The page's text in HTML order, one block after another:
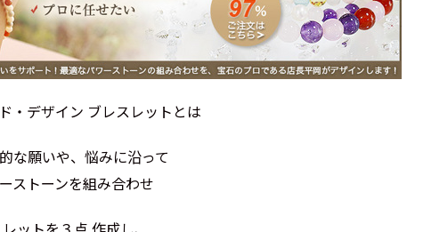
・デザイン ブレスレットとは
な願いや、悩みに沿って
ストーンを組み合わせ